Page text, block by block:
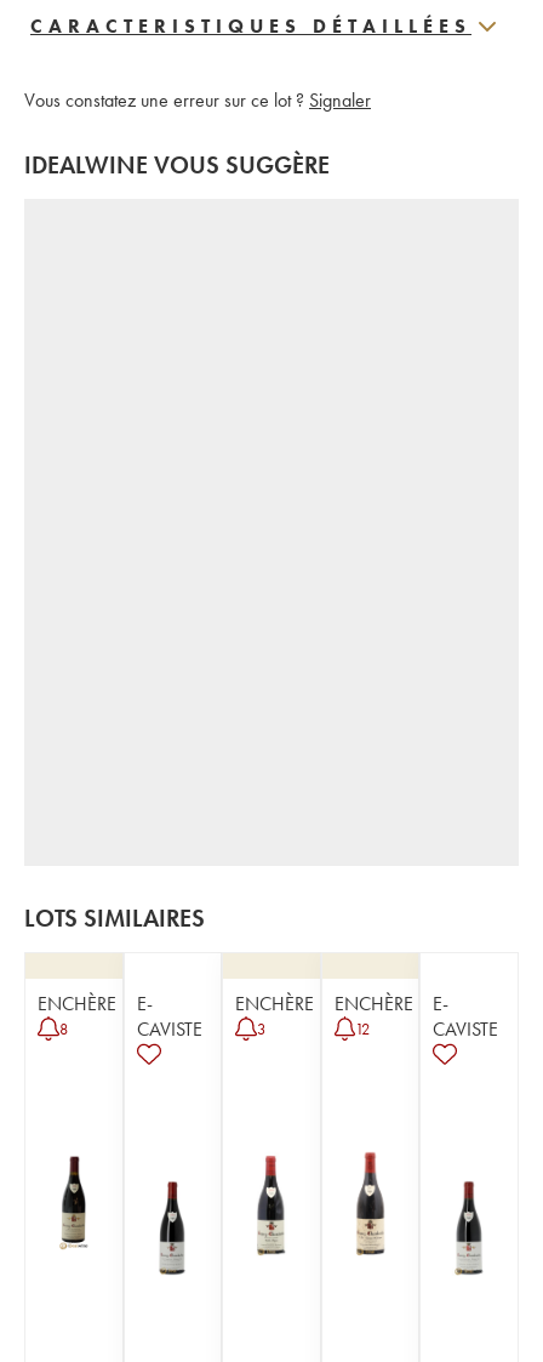
CARACTERISTIQUES DÉTAILLÉES
Vous constatez une erreur sur ce lot ? Signaler
IDEALWINE VOUS SUGGÈRE
LOTS SIMILAIRES
ENCHÈRE
8
E-
CAVISTE
ENCHÈRE
3
ENCHÈRE
12
E-
CAVISTE